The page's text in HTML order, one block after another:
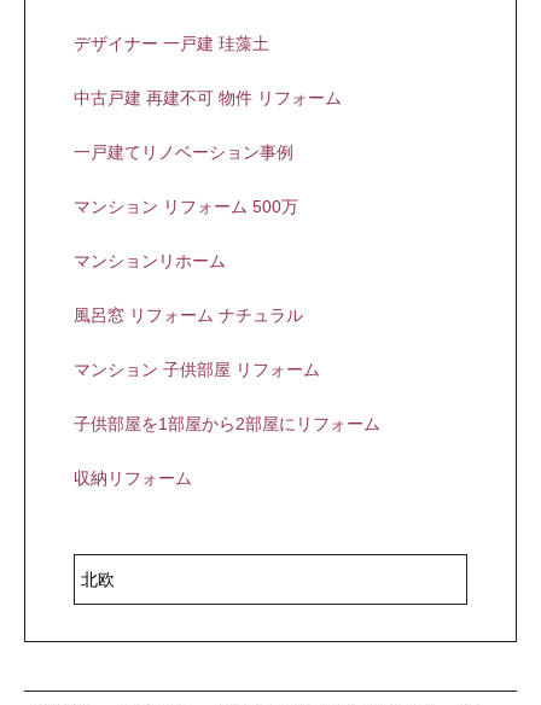
デザイナー 一戸建 珪藻土
中古戸建 再建不可 物件 リフォーム
一戸建てリノベーション事例
マンション リフォーム 500万
マンションリホーム
風呂窓 リフォーム ナチュラル
マンション 子供部屋 リフォーム
子供部屋を1部屋から2部屋にリフォーム
収納リフォーム